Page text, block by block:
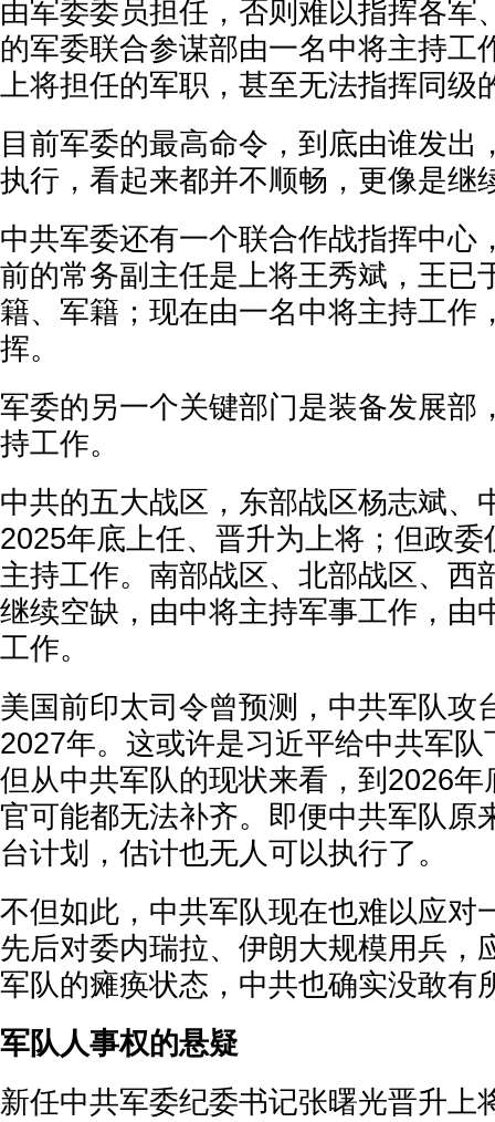
由军委委员担任，否则难以指挥各军
的军委联合参谋部由一名中将主持工
上将担任的军职，甚至无法指挥同级
目前军委的最高命令，到底由谁发出
执行，看起来都并不顺畅，更像是继
中共军委还有一个联合作战指挥中心
前的常务副主任是上将王秀斌，王已
籍、军籍；现在由一名中将主持工作
挥。
军委的另一个关键部门是装备发展部
持工作。
中共的五大战区，东部战区杨志斌、
2025年底上任、晋升为上将；但政
主持工作。南部战区、北部战区、西
继续空缺，由中将主持军事工作，由
工作。
美国前印太司令曾预测，中共军队攻
2027年。这或许是习近平给中共军
但从中共军队的现状来看，到2026
官可能都无法补齐。即便中共军队原
台计划，估计也无人可以执行了。
不但如此，中共军队现在也难以应对
先后对委内瑞拉、伊朗大规模用兵，
军队的瘫痪状态，中共也确实没敢有
军队人事权的悬疑
新任中共军委纪委书记张曙光晋升上